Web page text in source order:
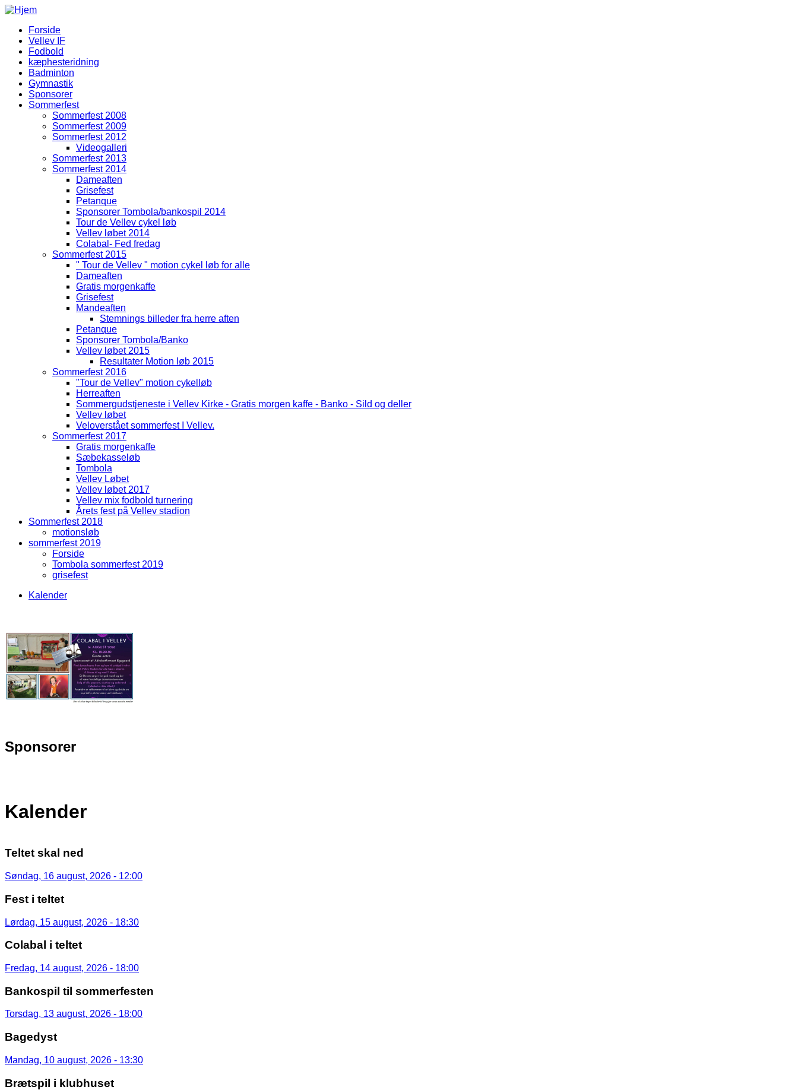
Gå til hovedindhold
Hovedmenu
Forside
Vellev IF
Fodbold
kæphesteridning
Badminton
Gymnastik
Sponsorer
Sommerfest
Sommerfest 2008
Sommerfest 2009
Sommerfest 2012
Videogalleri
Sommerfest 2013
Sommerfest 2014
Dameaften
Grisefest
Petanque
Sponsorer Tombola/bankospil 2014
Tour de Vellev cykel løb
Vellev løbet 2014
Colabal- Fed fredag
Sommerfest 2015
" Tour de Vellev " motion cykel løb for alle
Dameaften
Gratis morgenkaffe
Grisefest
Mandeaften
Stemnings billeder fra herre aften
Petanque
Sponsorer Tombola/Banko
Vellev løbet 2015
Resultater Motion løb 2015
Sommerfest 2016
"Tour de Vellev" motion cykelløb
Herreaften
Sommergudstjeneste i Vellev Kirke - Gratis morgen kaffe - Banko - Sild og deller
Vellev løbet
Veloverstået sommerfest I Vellev.
Sommerfest 2017
Gratis morgenkaffe
Sæbekasseløb
Tombola
Vellev Løbet
Vellev løbet 2017
Vellev mix fodbold turnering
Årets fest på Vellev stadion
Sommerfest 2018
motionsløb
sommerfest 2019
Forside
Tombola sommerfest 2019
grisefest
Kalender
Sponsorer
Kalender
Teltet skal ned
Søndag, 16 august, 2026 - 12:00
Fest i teltet
Lørdag, 15 august, 2026 - 18:30
Colabal i teltet
Fredag, 14 august, 2026 - 18:00
Bankospil til sommerfesten
Torsdag, 13 august, 2026 - 18:00
Bagedyst
Mandag, 10 august, 2026 - 13:30
Brætspil i klubhuset